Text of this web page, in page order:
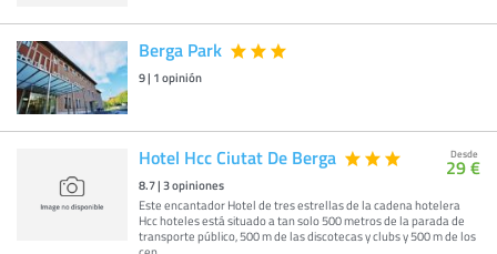
Berga Park
9| 1opinión
Hotel Hcc Ciutat De Berga
8.7|3opiniones
Este encantador Hotel de tres estrellas de la cadena hotelera
Hcc hoteles está situado a tan solo 500 metros de la parada de
transporte público, 500 m de las discotecas y clubs y 500 m de los
Desde
29 €